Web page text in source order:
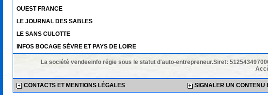
OUEST FRANCE
LE JOURNAL DES SABLES
LE SANS CULOTTE
INFOS BOCAGE SÈVRE ET PAYS DE LOIRE
La société vendeeinfo régie sous le statut d'auto-entrepreneur.Siret:
CONTACTS ET MENTIONS LÉGALES SIGNALER UN CONTENU